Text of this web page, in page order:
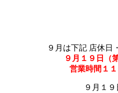
９月は下記 店休日
９月１９日（
営業時間１
９月１